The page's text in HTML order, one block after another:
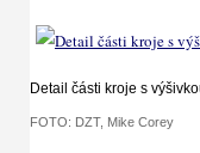
Detail části kroje s
FOTO: DZT, Mike Corey